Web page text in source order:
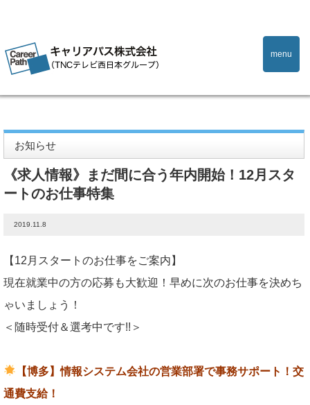
menu
お知らせ
《求人情報》まだ間に合う年内開始！12月スタ
ートのお仕事特集
2019.11.8
【12月スタートのお仕事をご案内】
現在就業中の方の応募も大歓迎！早めに次のお仕事を決めち
ゃいましょう！
＜随時受付＆選考中です!!＞
【博多】情報システム会社の営業部署で事務サポート！交
通費支給！